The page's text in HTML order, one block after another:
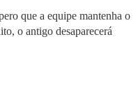
que a equipe mantenha o
o antigo desaparecerá